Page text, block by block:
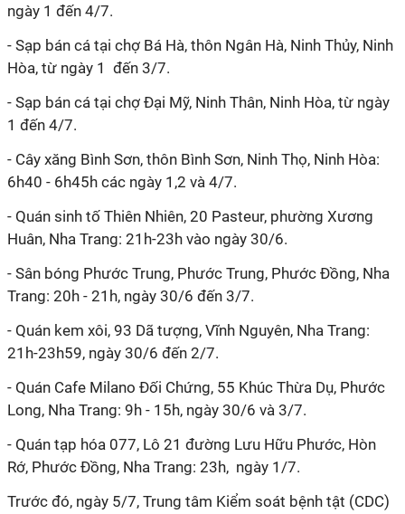
ngày 1 đến 4/7.
- Sạp bán cá tại chợ Bá Hà, thôn Ngân Hà, Ninh Thủy, Ninh
Hòa, từ ngày 1 đến 3/7.
- Sạp bán cá tại chợ Đại Mỹ, Ninh Thân, Ninh Hòa, từ ngày
1 đến 4/7.
- Cây xăng Bình Sơn, thôn Bình Sơn, Ninh Thọ, Ninh Hòa:
6h40 - 6h45h các ngày 1,2 và 4/7.
- Quán sinh tố Thiên Nhiên, 20 Pasteur, phường Xương
Huân, Nha Trang: 21h-23h vào ngày 30/6.
- Sân bóng Phước Trung, Phước Trung, Phước Đồng, Nha
Trang: 20h - 21h, ngày 30/6 đến 3/7.
- Quán kem xôi, 93 Dã tượng, Vĩnh Nguyên, Nha Trang:
21h-23h59, ngày 30/6 đến 2/7.
- Quán Cafe Milano Đối Chứng, 55 Khúc Thừa Dụ, Phước
Long, Nha Trang: 9h - 15h, ngày 30/6 và 3/7.
- Quán tạp hóa 077, Lô 21 đường Lưu Hữu Phước, Hòn
Rớ, Phước Đồng, Nha Trang: 23h, ngày 1/7.
Trước đó, ngày 5/7, Trung tâm Kiểm soát bệnh tật (CDC)